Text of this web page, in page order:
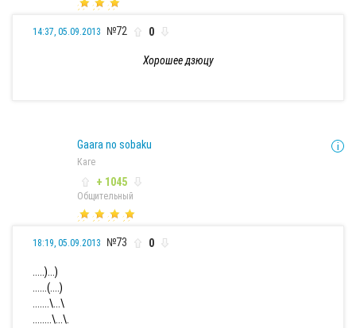
14:37, 05.09.2013 №72 0
Хорошее дзюцу
Gaara no sobaku
Каге
+ 1045
Общительный
18:19, 05.09.2013 №73 0
.....)...)
......(....)
.......\...\
........\...\.